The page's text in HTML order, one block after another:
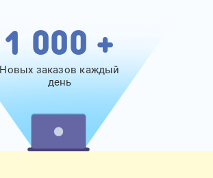
1 000 +
Новых заказов каждый
день